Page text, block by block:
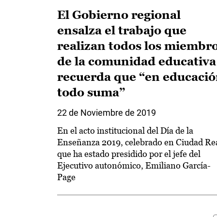
El Gobierno regional
ensalza el trabajo que
realizan todos los
de la comunidad
recuerda que “en
todo suma”
22 de Noviembre de 2019
En el acto institucional del Día de la
Enseñanza 2019, celebrado en Ciudad
que ha estado presidido por el jefe del
Ejecutivo autonómico, Emiliano García-
Page